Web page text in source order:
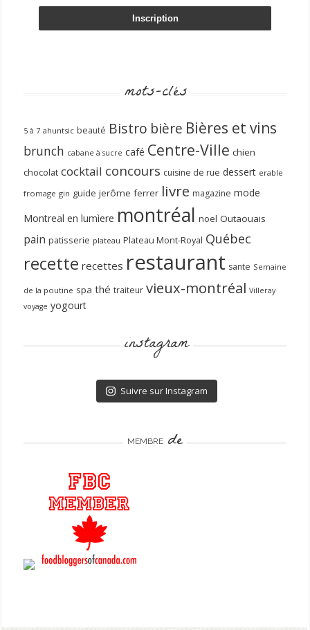
mots-clés
5 à 7 ahuntsic beauté Bistro bière Bières et vins
brunch cabane à sucre café Centre-Ville chien
chocolat cocktail concours cuisine de rue dessert erable
fromage gin guide jerôme ferrer livre magazine mode
Montreal en lumìere montréal noel Outaouais
pain patisserie plateau Plateau Mont-Royal Québec
recette recettes restaurant sante Semaine
de la poutine spa thé traiteur vieux-montréal Villeray
voyage yogourt
instagram
Suivre sur Instagram
MEMBRE de